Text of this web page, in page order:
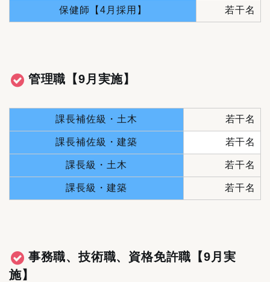
保健師【4月採用】 若干名
管理職【9月実施】
課長補佐級・土木 若干名
課長補佐級・建築 若干名
課長級・土木 若干名
課長級・建築 若干名
事務職、技術職、資格免許職 【9月実
施】